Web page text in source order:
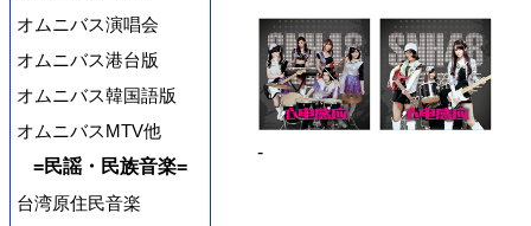
オムニバス演唱会
オムニバス港台版
オムニバス韓国語版
オムニバスMTV他
=民謡・民族音楽=
台湾原住民音楽
-